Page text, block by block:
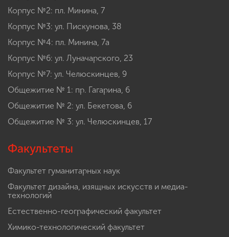
Корпус №2: пл. Минина, 7
Корпус №3: ул. Пискунова, 38
Корпус №4: пл. Минина, 7а
Корпус №6: ул. Луначарского, 23
Корпус №7: ул. Челюскинцев, 9
Общежитие № 1: пр. Гагарина, 6
Общежитие № 2: ул. Бекетова, 6
Общежитие № 3: ул. Челюскинцев, 17
Факультеты
Факультет гуманитарных наук
Факультет дизайна, изящных искусств и медиа-
технологий
Естественно-географический факультет
Химико-технологический факультет